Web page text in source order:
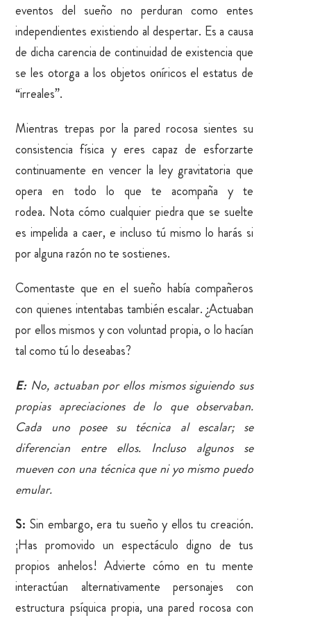
eventos del sueño no perduran como entes
independientes existiendo al despertar. Es a causa
de dicha carencia de continuidad de existencia que
se les otorga a los objetos oníricos el estatus de
“irreales”.
Mientras trepas por la pared rocosa sientes su
consistencia física y eres capaz de esforzarte
continuamente en vencer la ley gravitatoria que
opera en todo lo que te acompaña y te
rodea. Nota cómo cualquier piedra que se suelte
es impelida a caer, e incluso tú mismo lo harás si
por alguna razón no te sostienes.
Comentaste que en el sueño había compañeros
con quienes intentabas también escalar. ¿Actuaban
por ellos mismos y con voluntad propia, o lo hacían
tal como tú lo deseabas?
E: No, actuaban por ellos mismos siguiendo sus
propias apreciaciones de lo que observaban.
Cada uno posee su técnica al escalar; se
diferencian entre ellos. Incluso algunos se
mueven con una técnica que ni yo mismo puedo
emular.
S: Sin embargo, era tu sueño y ellos tu creación.
¡Has promovido un espectáculo digno de tus
propios anhelos! Advierte cómo en tu mente
interactúan alternativamente personajes con
estructura psíquica propia, una pared rocosa con